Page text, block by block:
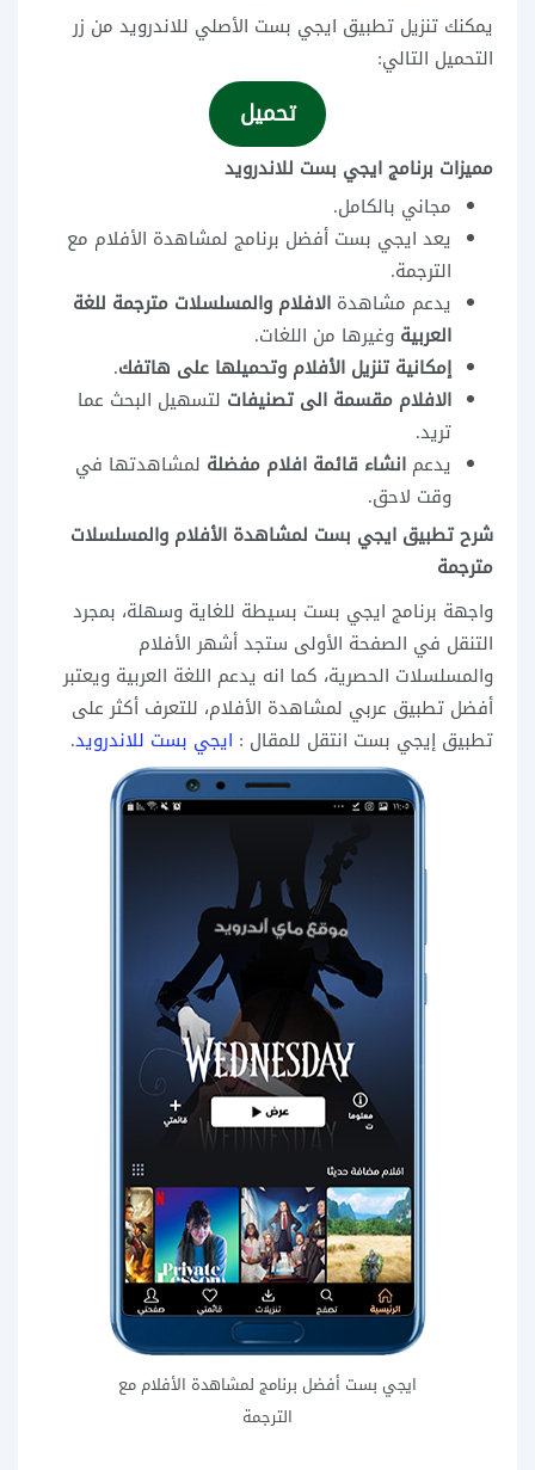
يمكنك تنزيل تطبيق ايجي بست الأصلي للاندرويد من زر
التحميل التالي:
تحميل
مميزات برنامج ايجي بست للاندرويد
مجاني بالكامل.
يعد ايجي بست أفضل برنامج لمشاهدة الأفلام مع
الترجمة.
يدعم مشاهدة الافلام والمسلسلات مترجمة للغة
العربية وغيرها من اللغات.
إمكانية تنزيل الأفلام وتحميلها على هاتفك.
الافلام مقسمة الى تصنيفات لتسهيل البحث عما
تريد.
يدعم انشاء قائمة افلام مفضلة لمشاهدتها في
وقت لاحق.
شرح تطبيق ايجي بست لمشاهدة الأفلام والمسلسلات
مترجمة
واجهة برنامج ايجي بست بسيطة للغاية وسهلة، بمجرد
التنقل في الصفحة الأولى ستجد أشهر الأفلام
والمسلسلات الحصرية، كما انه يدعم اللغة العربية ويعتبر
أفضل تطبيق عربي لمشاهدة الأفلام، للتعرف أكثر على
تطبيق إيجي بست انتقل للمقال : ايجي بست للاندرويد.
ايجي بست أفضل برنامج لمشاهدة الأفلام مع
الترجمة